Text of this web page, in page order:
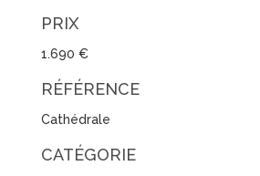
PRIX
1.690 €
RÉFÉRENCE
Cathédrale
CATÉGORIE